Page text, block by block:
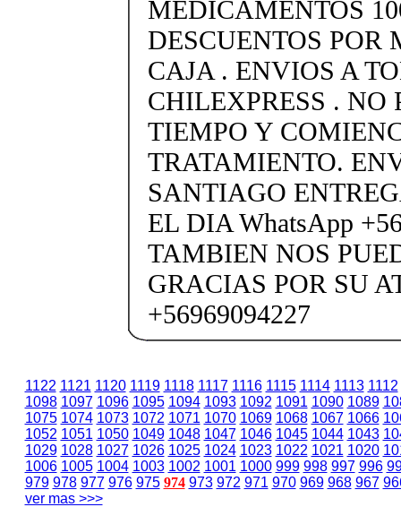
MEDICAMENTOS
DESCUENTOS POR
CAJA . ENVIOS A
CHILEXPRESS . NO
TIEMPO Y
TRATAMIENTO.
SANTIAGO
EL DIA WhatsApp
TAMBIEN NOS
GRACIAS POR SU
+56969094227
1122 1121 1120 1119 1118 1117 1116 1115 1114 1113 1112
1098 1097 1096 1095 1094 1093 1092 1091 1090 1089
1075 1074 1073 1072 1071 1070 1069 1068 1067 1066
1052 1051 1050 1049 1048 1047 1046 1045 1044 1043
1029 1028 1027 1026 1025 1024 1023 1022 1021 1020
1006 1005 1004 1003 1002 1001 1000 999 998 997 996
979 978 977 976 975 974 973 972 971 970 969 968 967
ver mas >>>